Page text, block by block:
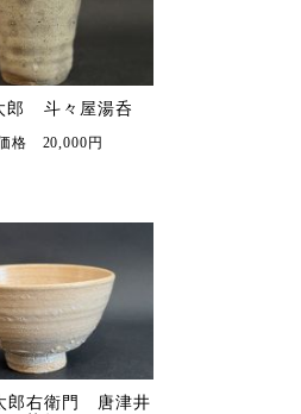
郎 斗々屋湯呑
格 20,000円
郎右衛門 唐津井